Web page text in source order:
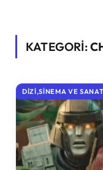
KATEGORİ:
DIZI,SINEMA VE SANAT